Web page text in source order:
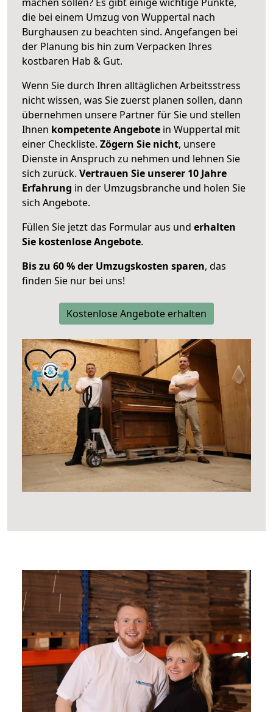
die bei einem Umzug von Wuppertal nach
Burghausen zu beachten sind. Angefangen bei
der Planung bis hin zum Verpacken Ihres
kostbaren Hab & Gut.
Wenn Sie durch Ihren alltäglichen Arbeitsstress
nicht wissen, was Sie zuerst planen sollen, dann
übernehmen unsere Partner für Sie und stellen
Ihnen kompetente Angebote in Wuppertal mit
einer Checkliste. Zögern Sie nicht, unsere
Dienste in Anspruch zu nehmen und lehnen Sie
sich zurück. Vertrauen Sie unserer 10 Jahre
Erfahrung in der Umzugsbranche und holen Sie
sich Angebote.
Füllen Sie jetzt das Formular aus und erhalten
Sie kostenlose Angebote.
Bis zu 60 % der Umzugskosten sparen, das
finden Sie nur bei uns!
Kostenlose Angebote erhalten